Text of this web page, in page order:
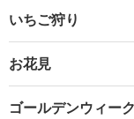
いちご狩り
お花見
ゴールデンウィーク